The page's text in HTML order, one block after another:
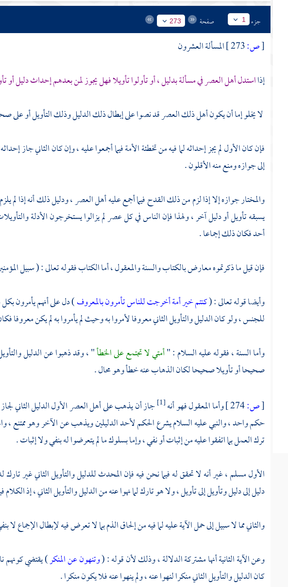
جزء 1 صفحة 273
[ص:
المسألة العشرون
إذااستدل أهل العصر في مسألة بدليل ، أو تأولوا تأويلا فهل يجوز لمن بعدهم إحداث دليل أو
لا يخلو إما أن يكون أهل ذلك العصر قد نصوا على إبطال ذلك الدليل وذلك التأويل أو على
فإن كان الأول لم يجز إحداثه لما فيه من تخطئة الأمة فيما أجمعوا عليه ، وإن كان الثاني جاز
إلى جوازه ومنع منه الأقلون .
والمختار جوازه إلا إذا لزم من ذلك القدح فيما أجمع عليه أهل العصر ، ودليل ذلك أنه إذا لم
يسبقه تأويل أو دليل آخر ، ولهذا فإن الناس في كل عصر لم يزالوا يستخرجون الأدلة
أحد فكان ذلك إجماعا .
فإن قيل ما ذكرتموه معارض بالكتاب والسنة والمعقول ، أما الكتاب فقوله تعالى : ( سبيل
وأيضا قوله تعالى : (كنتم خير أمة أخرجت للناس تأمرون بالمعروف) دل على أنهم يأمرون
للجنس ، ولو كان الدليل والتأويل الثاني معروفا لأمروا به وحيث لم يأمروا به لم يكن معروفا
وأما السنة ، فقوله عليه السلام : "أمتي لا تجتمع على الخطأ" ، وقد ذهبوا عن الدليل
صحيحا أو تأويلا صحيحا لكان الذهاب عنه خطأ وهو محال .
[ص: وأما المعقول فهو أنه [1]
جاز أن يذهب على أهل العصر الأول الدليل الثاني لجاز
حكم واحد ، والنبي عليه السلام يشرع الحكم لأحد الدليلين ويذهب عن الآخر وهو ممتنع ،
ترك العمل بما اتفقوا عليه من إثبات أو نفي ، وإما بسلوك ما لم يتعرضوا له بنفي ولا إثبات .
الأول مسلم ، غير أنه لا تحقق له فيما نحن فيه فإن المحدث للدليل والتأويل الثاني غير
دليل إلى دليل وتأويل إلى تأويل ، ولا هو تارك لما نهوا عنه من الدليل والتأويل الثاني ، إذ الكلام
والثاني مما لا سبيل إلى حمل الآية عليه لما فيه من إلحاق الذم بما لا تعرض فيه لإبطال الإجماع لا
وعن الآية الثانية أنها مشتركة الدلالة ، وذلك لأن قوله : (وتنهون عن المنكر) يقتضي كونهم
كان الدليل والتأويل الثاني منكرا لنهوا عنه ، ولم ينهوا عنه فلا يكون منكرا .